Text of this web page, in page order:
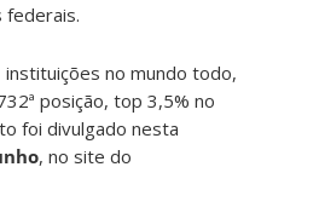
federais.
instituições no mundo todo,
posição, top 3,5% no
foi divulgado nesta
, no site do